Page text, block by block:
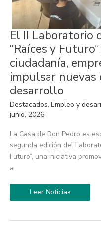
El II Laboratorio
“Raíces y
ciudadanía,
impulsar
desarrollo
Destacados, Empleo y
junio, 2026
La Casa de Don Pedro es
segunda edición del
Futuro”, una iniciativa
a
El
Laboratorio
de
Innovación
Local
“Raíces
y
Futuro”
reúne
Pinoso
a
y
colectivos
para
impulsar
nuevas
desarrollo
Leer Noticia»